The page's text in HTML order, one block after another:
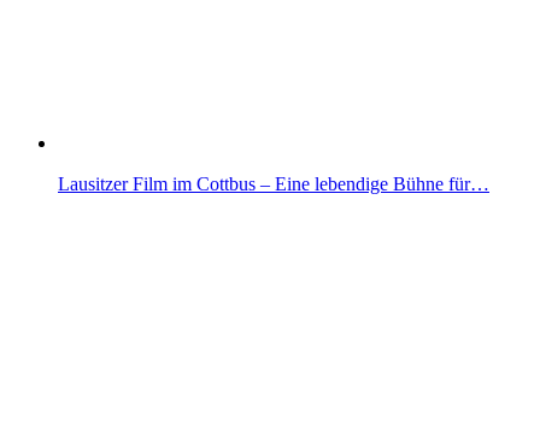
Lausitzer Film im Cottbus – Eine lebendige Bühne für…